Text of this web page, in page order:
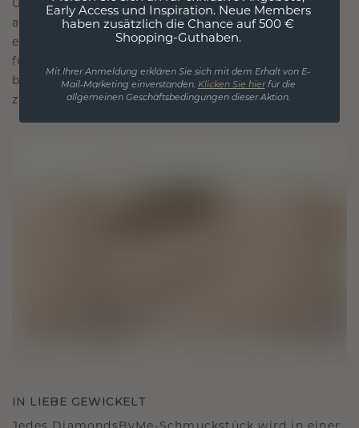
Unsere Designphilosophie ist auf Verbindung
ausgelegt, wobei jedes Stück so gestaltet ist, dass
es die Zeit überdauert. Es wird zu Ihrem Symbol
für Liebe und wertvolle Momente, das dazu
bestimmt ist, für immer getragen und geschätzt
zu werden.
IN LIEBE GEWICKELT
Early Access und Inspiration. Neue Members
haben zusätzlich die Chance auf 500 €
Shopping-Guthaben.
Mit Ihrer Anmeldung erklären Sie sich mit dem Erhalt von E-
Mail-Marketing einverstanden. Klicken Sie hierfür die
allgemeinen Geschäftsbedingungen dieser Aktion.